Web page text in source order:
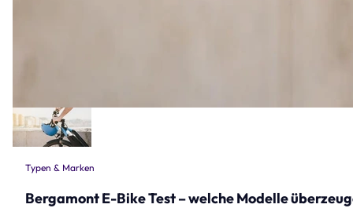
Typen & Marken
Bergamont E-Bike Test – welche Modelle